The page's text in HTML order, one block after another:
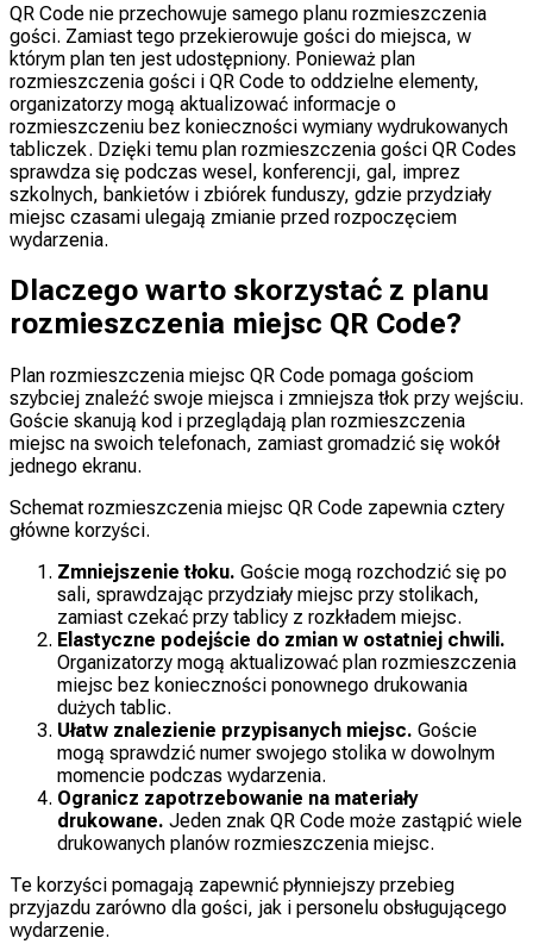
QR Code nie przechowuje samego planu rozmieszczenia
gości. Zamiast tego przekierowuje gości do miejsca, w
którym plan ten jest udostępniony. Ponieważ plan
rozmieszczenia gości i QR Code to oddzielne elementy,
organizatorzy mogą aktualizować informacje o
rozmieszczeniu bez konieczności wymiany wydrukowanych
tabliczek. Dzięki temu plan rozmieszczenia gości QR Codes
sprawdza się podczas wesel, konferencji, gal, imprez
szkolnych, bankietów i zbiórek funduszy, gdzie przydziały
miejsc czasami ulegają zmianie przed rozpoczęciem
wydarzenia.
Dlaczego warto skorzystać z planu
rozmieszczenia miejsc QR Code?
Plan rozmieszczenia miejsc QR Code pomaga gościom
szybciej znaleźć swoje miejsca i zmniejsza tłok przy wejściu.
Goście skanują kod i przeglądają plan rozmieszczenia
miejsc na swoich telefonach, zamiast gromadzić się wokół
jednego ekranu.
Schemat rozmieszczenia miejsc QR Code zapewnia cztery
główne korzyści.
Zmniejszenie tłoku. Goście mogą rozchodzić się po
sali, sprawdzając przydziały miejsc przy stolikach,
zamiast czekać przy tablicy z rozkładem miejsc.
Elastyczne podejście do zmian w ostatniej chwili.
Organizatorzy mogą aktualizować plan rozmieszczenia
miejsc bez konieczności ponownego drukowania
dużych tablic.
Ułatw znalezienie przypisanych miejsc. Goście
mogą sprawdzić numer swojego stolika w dowolnym
momencie podczas wydarzenia.
Ogranicz zapotrzebowanie na materiały
drukowane. Jeden znak QR Code może zastąpić wiele
drukowanych planów rozmieszczenia miejsc.
Te korzyści pomagają zapewnić płynniejszy przebieg
przyjazdu zarówno dla gości, jak i personelu obsługującego
wydarzenie.